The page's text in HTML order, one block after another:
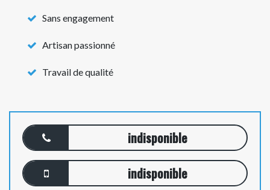
Sans engagement
Artisan passionné
Travail de qualité
indisponible
indisponible